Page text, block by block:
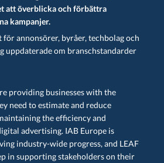
att överblicka och förbättra
kampanjer.
för annonsörer, byråer, techbolag och
uppdaterade om branschstandarder
providing businesses with the
need to estimate and reduce
the efficiency and
advertising. IAB Europe is
industry-wide progress, and LEAF
in supporting stakeholders on their